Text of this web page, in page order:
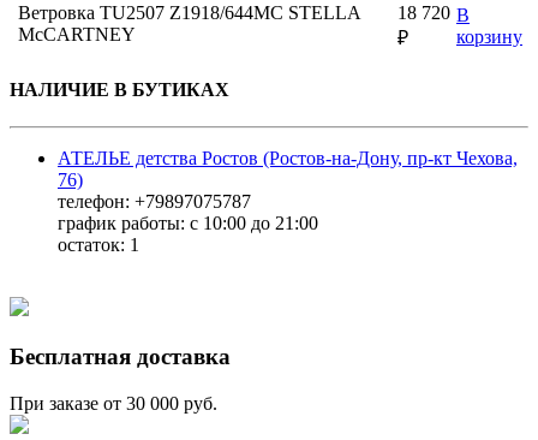
Ветровка TU2507 Z1918/644MC STELLA
McCARTNEY
18 720
₽
В
корзину
НАЛИЧИЕ В БУТИКАХ
АТЕЛЬЕ детства Ростов (Ростов-на-Дону, пр-кт Чехова,
76)
телефон: +79897075787
график работы: с 10:00 до 21:00
остаток: 1
Бесплатная доставка
При заказе от 30 000 руб.